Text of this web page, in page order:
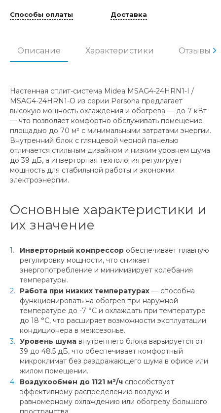
Способы оплаты Доставка
Описание Характеристики Отзывы
Настенная сплит-система Midea MSAG4-24HRN1-I /
MSAG4-24HRN1-O из серии Persona предлагает
высокую мощность охлаждения и обогрева — до 7 кВт
— что позволяет комфортно обслуживать помещение
площадью до 70 м² с минимальными затратами энергии.
Внутренний блок с глянцевой черной панелью
отличается стильным дизайном и низким уровнем шума
до 39 дБ, а инверторная технология регулирует
мощность для стабильной работы и экономии
электроэнергии.
Основные характеристики и
их значение
Инверторный компрессор обеспечивает плавную
регулировку мощности, что снижает
энергопотребление и минимизирует колебания
температуры.
Работа при низких температурах — способна
функционировать на обогрев при наружной
температуре до -7 °C и охлаждать при температуре
до 18 °C, что расширяет возможности эксплуатации
кондиционера в межсезонье.
Уровень шума внутреннего блока варьируется от
39 до 48.5 дБ, что обеспечивает комфортный
микроклимат без раздражающего шума в офисе или
жилом помещении.
Воздухообмен до 1121 м³/ч способствует
эффективному распределению воздуха и
равномерному охлаждению или обогреву большого